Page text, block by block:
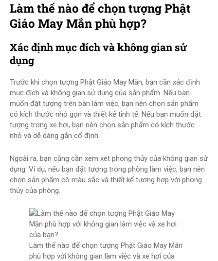
Làm thế nào để chọn tượng Phật
Giáo May Mắn phù hợp?
Xác định mục đích và không gian sử
dụng
Trước khi chọn tượng Phật Giáo May Mắn, bạn cần xác định
mục đích và không gian sử dụng của sản phẩm. Nếu bạn
muốn đặt tượng trên bàn làm việc, bạn nên chọn sản phẩm
có kích thước nhỏ gọn và thiết kế tinh tế. Nếu bạn muốn đặt
tượng trong xe hơi, bạn nên chọn sản phẩm có kích thước
nhỏ và dễ dàng gắn cố định.
Ngoài ra, bạn cũng cần xem xét phong thủy của không gian sử
dụng. Ví dụ, nếu bạn đặt tượng trong phòng làm việc, bạn nên
chọn sản phẩm có màu sắc và thiết kế tương hợp với phong
thủy của phòng.
Làm thế nào để chọn tượng Phật Giáo May Mắn
phù hợp với không gian làm việc và xe hơi của